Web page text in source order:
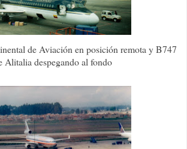
de Aviación en posición remota y B747
Alitalia despegando al fondo